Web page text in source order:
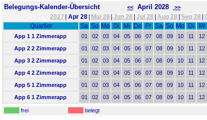
Belegungs-Kalender-Übersicht << April 2028 >>
2027 Apr 28 Mai 28 Jun 28 Jul 28 Aug 28 Sep 28
Quartier
Sa So Mo Di Mi Do Fr Sa So Mo Di Mi
App 1 1 Zimmerapp 01 02 03 04 05 06 07 08 09 10 11 12
App 2 2 Zimmerapp
01 02 03 04 05 06 07 08 09 10 11 12
App 3 2 Zimmerapp
01 02 03 04 05 06 07 08 09 10 11 12
App 4 2 Zimmerapp
01 02 03 04 05 06 07 08 09 10 11 12
App 5 1 Zimmerapp
01 02 03 04 05 06 07 08 09 10 11 12
App 6 1 Zimmerapp
01 02 03 04 05 06 07 08 09 10 11 12
frei belegt